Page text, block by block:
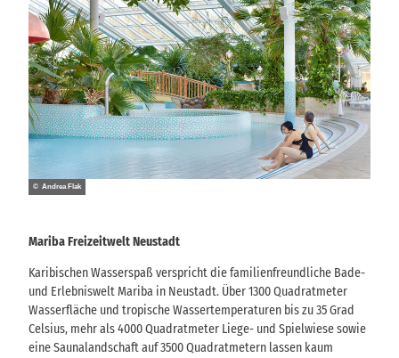
Mariba Freizeitwelt Neustadt
Karibischen Wasserspaß verspricht die familienfreundliche Bade-
und Erlebniswelt Mariba in Neustadt. Über 1300 Quadratmeter
Wasserfläche und tropische Wassertemperaturen bis zu 35 Grad
Celsius, mehr als 4000 Quadratmeter Liege- und Spielwiese sowie
eine Saunalandschaft auf 3500 Quadratmetern lassen kaum
© Andrea Flak